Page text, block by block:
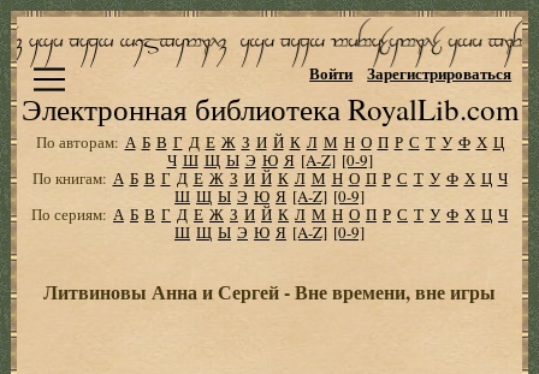
Электронная библиотека RoyalLib.com
Войти Зарегистрироваться
По авторам: А Б В Г Д Е Ж З И Й К Л М Н О П Р С Т У Ф Х Ц
Ч Ш Щ Ы Э Ю Я [A-Z] [0-9]
По книгам: А Б В Г Д Е Ж З И Й К Л М Н О П Р С Т У Ф Х Ц Ч
Ш Щ Ы Э Ю Я [A-Z] [0-9]
По сериям: А Б В Г Д Е Ж З И Й К Л М Н О П Р С Т У Ф Х Ц Ч
Ш Щ Ы Э Ю Я [A-Z] [0-9]
Литвиновы Анна и Сергей - Вне времени, вне игры